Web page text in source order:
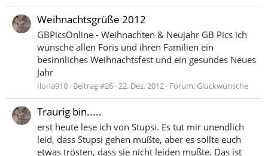
Weihnachtsgrüße 2012
GBPicsOnline - Weihnachten & Neujahr GB Pics ich
wünsche allen Foris und ihren Familien ein
besinnliches Weihnachtsfest und ein gesundes Neues
Jahr
Ilona910 Beitrag #26 22. Dez. 2012 Forum: Glückwünsche
Traurig bin.....
erst heute lese ich von Stupsi. Es tut mir unendlich
leid, dass Stupsi gehen mußte, aber es sollte euch
etwas trösten, dass sie nicht leiden mußte. Das ist